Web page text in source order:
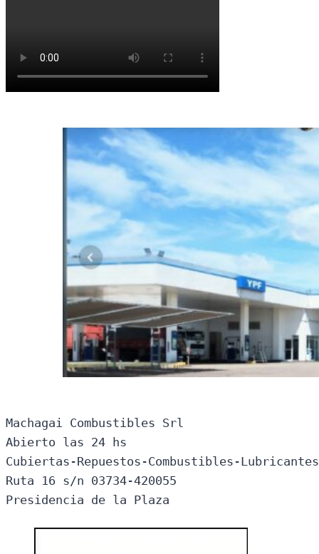
Machagai Combustibles Srl
Abierto las 24 hs
Cubiertas-Repuestos-Combustibles-
Ruta 16 s/n 03734-420055
Presidencia de la Plaza